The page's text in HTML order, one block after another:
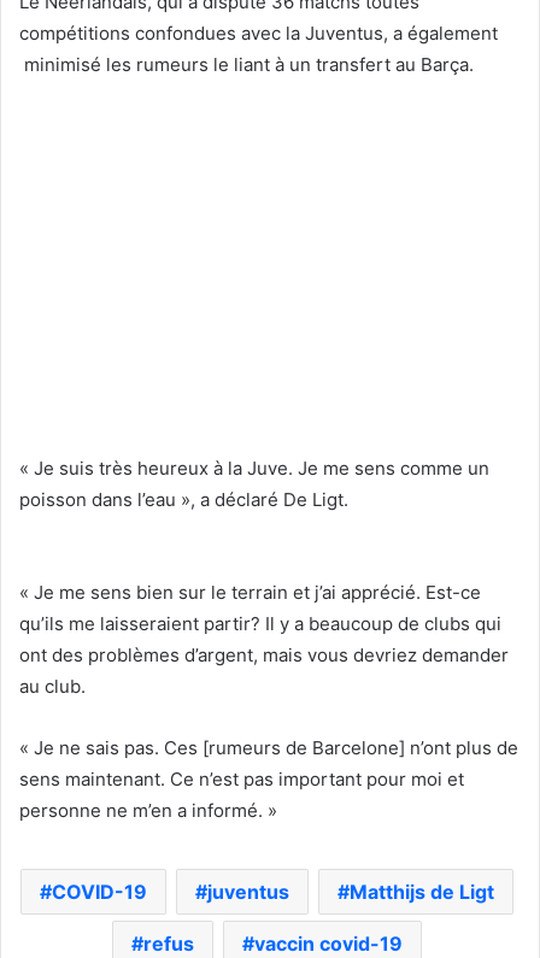
compétitions confondues avec la Juventus, a également
minimisé les rumeurs le liant à un transfert au Barça.
« Je suis très heureux à la Juve. Je me sens comme un
poisson dans l’eau », a déclaré De Ligt.
« Je me sens bien sur le terrain et j’ai apprécié. Est-ce
qu’ils me laisseraient partir? Il y a beaucoup de clubs qui
ont des problèmes d’argent, mais vous devriez demander
au club.
« Je ne sais pas. Ces [rumeurs de Barcelone] n’ont plus de
sens maintenant. Ce n’est pas important pour moi et
personne ne m’en a informé. »
COVID-19 juventus Matthijs de Ligt
refus vaccin covid-19